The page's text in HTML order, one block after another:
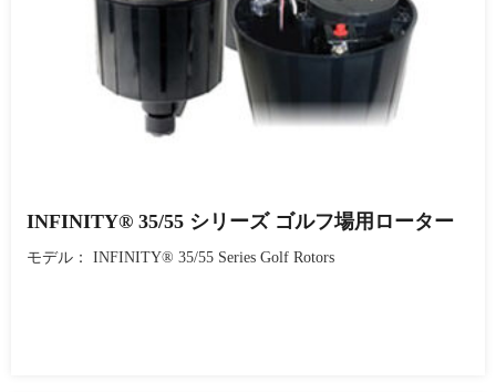
INFINITY® 35/55 シリーズ ゴルフ場用ローター
モデル： INFINITY® 35/55 Series Golf Rotors